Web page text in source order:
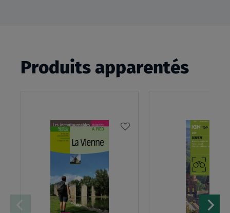
Produits apparentés